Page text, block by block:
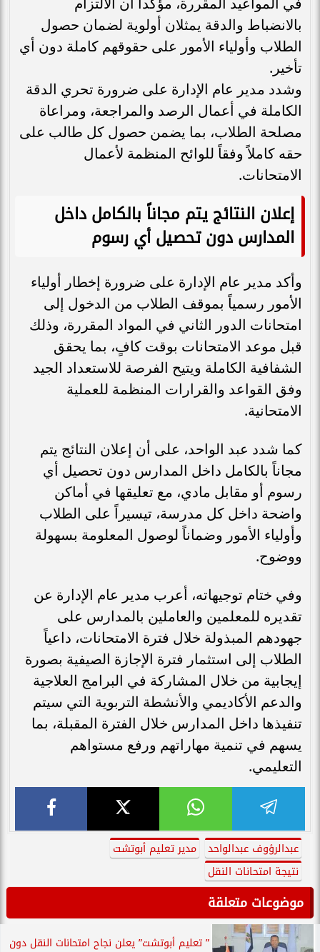
بالانضباط والدقة يمثلان أولوية لضمان حصول
الطلاب وأولياء الأمور على حقوقهم كاملة دون أي
تأخير.
وشدد مدير عام الإدارة على ضرورة تحري الدقة
الكاملة في أعمال الرصد والمراجعة، ومراعاة
مصلحة الطلاب، بما يضمن حصول كل طالب على
حقه كاملاً وفقاً للوائح المنظمة لأعمال
الامتحانات.
إعلان النتائج يتم مجاناً بالكامل داخل
المدارس دون تحصيل أي رسوم
وأكد مدير عام الإدارة على ضرورة إخطار أولياء
الأمور رسمياً بموقف الطلاب من الدخول إلى
امتحانات الدور الثاني في المواد المقررة، وذلك
قبل موعد الامتحانات بوقت كافٍ، بما يحقق
الشفافية الكاملة ويتيح الفرصة للاستعداد الجيد
وفق القواعد والقرارات المنظمة للعملية
الامتحانية.
كما شدد عبد الواحد، على أن إعلان النتائج يتم
مجاناً بالكامل داخل المدارس دون تحصيل أي
رسوم أو مقابل مادي، مع تعليقها في أماكن
واضحة داخل كل مدرسة، تيسيراً على الطلاب
وأولياء الأمور وضماناً لوصول المعلومة بسهولة
ووضوح.
وفي ختام توجيهاته، أعرب مدير عام الإدارة عن
تقديره للمعلمين والعاملين بالمدارس على
جهودهم المبذولة خلال فترة الامتحانات، داعياً
الطلاب إلى استثمار فترة الإجازة الصيفية بصورة
إيجابية من خلال المشاركة في البرامج العلاجية
والدعم الأكاديمي والأنشطة التربوية التي سيتم
تنفيذها داخل المدارس خلال الفترة المقبلة، بما
يسهم في تنمية مهاراتهم ورفع مستواهم
التعليمي.
عبدالرؤوف عبدالواحد
مدير تعليم أبوتشت
نتيجة امتحانات النقل
موضوعات متعلقة
” تعليم أبوتشت” يعلن نجاح امتحانات النقل دون